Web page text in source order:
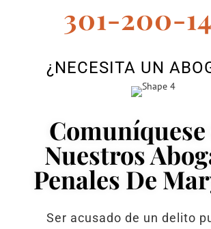
301-200-
¿NECESITA UN
Comuníquese
Nuestros
Penales De
Ser acusado de un delito